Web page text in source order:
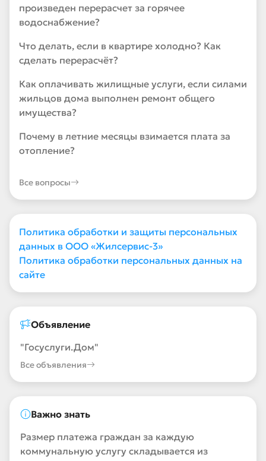
произведен перерасчет за горячее
водоснабжение?
Что делать, если в квартире холодно? Как
сделать перерасчёт?
Как оплачивать жилищные услуги, если силами
жильцов дома выполнен ремонт общего
имущества?
Почему в летние месяцы взимается плата за
отопление?
Все вопросы
Политика обработки и защиты персональных
данных в ООО «Жилсервис-3»
Политика обработки персональных данных на
сайте
Объявление
"Госуслуги.Дом"
Все объявления
Важно знать
Размер платежа граждан за каждую
коммунальную услугу складывается из